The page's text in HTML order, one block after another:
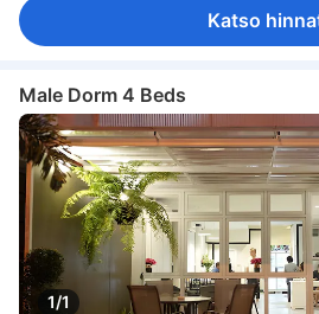
Katso
Male Dorm 4 Beds
1/1